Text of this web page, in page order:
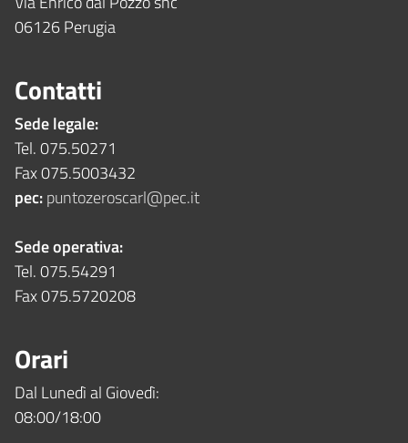
06126 Perugia
Contatti
Sede legale:
Tel. 075.50271
Fax 075.5003432
pec:puntozeroscarl@pec.it
Sede operativa:
Tel. 075.54291
Fax 075.5720208
Orari
Dal Lunedì al Giovedì:
08:00/18:00